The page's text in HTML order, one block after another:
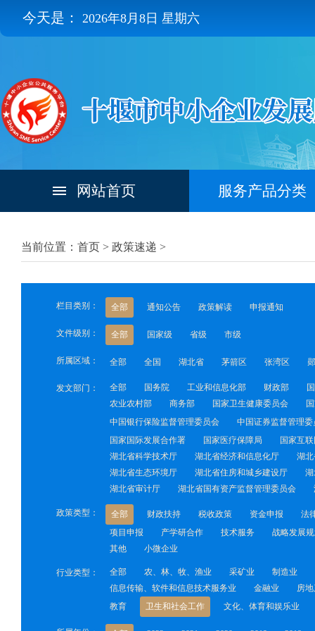
今天是： 2026年8月8日 星期六
网站首页 服务产品分类
当前位置：首页 > 政策速递 >
栏目类别： 全部 通知公告 政策解读 申报通知
文件级别： 全部 国家级 省级 市级
所属区域： 全部 全国 湖北省 茅箭区 张湾区
发文部门： 全部 国务院 工业和信息化部 财政部
农业农村部
商务部 国家卫生健康委员会
中国银行保险监督管理委员会
中国证券监督管理委
国家国际发展合作署
国家医疗保障局
国家互
湖北省科学技术厅
湖北省经济和信息化厅
湖
湖北省生态环境厅
湖北省住房和城乡建设厅
湖北省审计厅
湖北省国有资产监督管理委员会
政策类型： 全部 财政扶持 税收政策 资金申报
法
项目申报
产学研合作 技术服务
战略发展
其他
小微企业
行业类型： 全部 农、林、牧、渔业 采矿业
制造业
信息传输、软件和信息技术服务业
金融业
房
教育
卫生和社会工作 文化、体育和娱乐业